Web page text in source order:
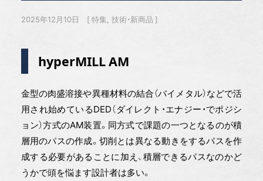
2025年12月10日 特集 技術・新商品
hyperMILL AM
金型の肉盛溶接や異種材料の結合（バイメタル）などで活
用され始めているDED（ダイレクト・エナジー・でポジシ
ョン）方式のAM装置。同方式で課題の一つとなるのが積
層用のパスの作成。切削とは異なる動きをするパスを作
成する必要があることに加え、積層できるパスなのかど
うかで頭を悩ます設計者は多い。